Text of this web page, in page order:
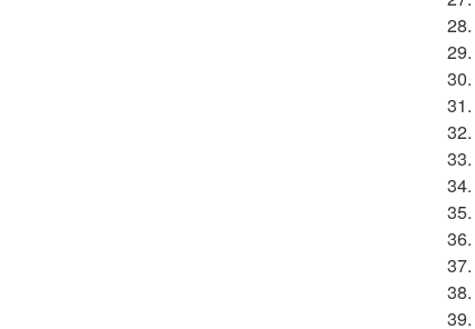
28.
29.
30.
31.
32.
33.
34.
35.
36.
37.
38.
39.